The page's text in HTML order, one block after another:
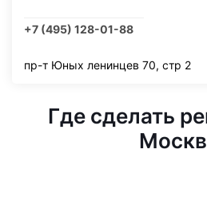
+7 (495) 128-01-88
пр-т Юных ленинцев 70, стр 2
Где сделать